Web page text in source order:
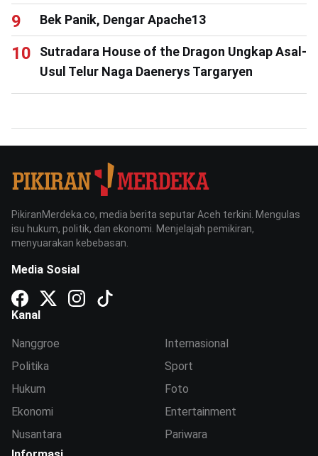
Bek Panik, Dengar Apache13
Sutradara House of the Dragon Ungkap Asal-
Usul Telur Naga Daenerys Targaryen
PikiranMerdeka.co, media berita seputar Aceh terkini. Mengulas
isu hukum, politik, dan ekonomi. Menjelajah pemikiran,
menyuarakan kebebasan.
Media Sosial
Kanal
Nanggroe
Politika
Hukum
Ekonomi
Nusantara
Internasional
Sport
Foto
Entertainment
Pariwara